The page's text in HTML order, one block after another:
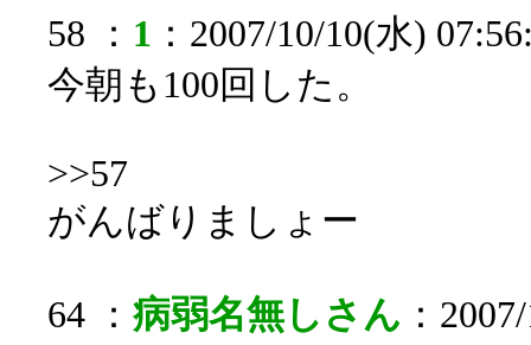
58 ： 1 ：2007/10/10(水)
今朝も100回した。
>>57
がんばりましょー
64 ： 病弱名無しさん ：